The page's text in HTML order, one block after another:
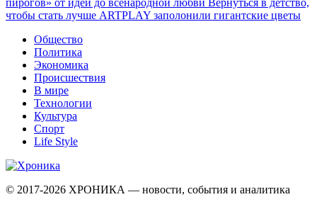
чтобы стать лучше ARTPLAY заполонили гигантские цветы
Общество
Политика
Экономика
Происшествия
В мире
Технологии
Культура
Спорт
Life Style
© 2017-2026 ХРОНИКА — новости, события и аналитика